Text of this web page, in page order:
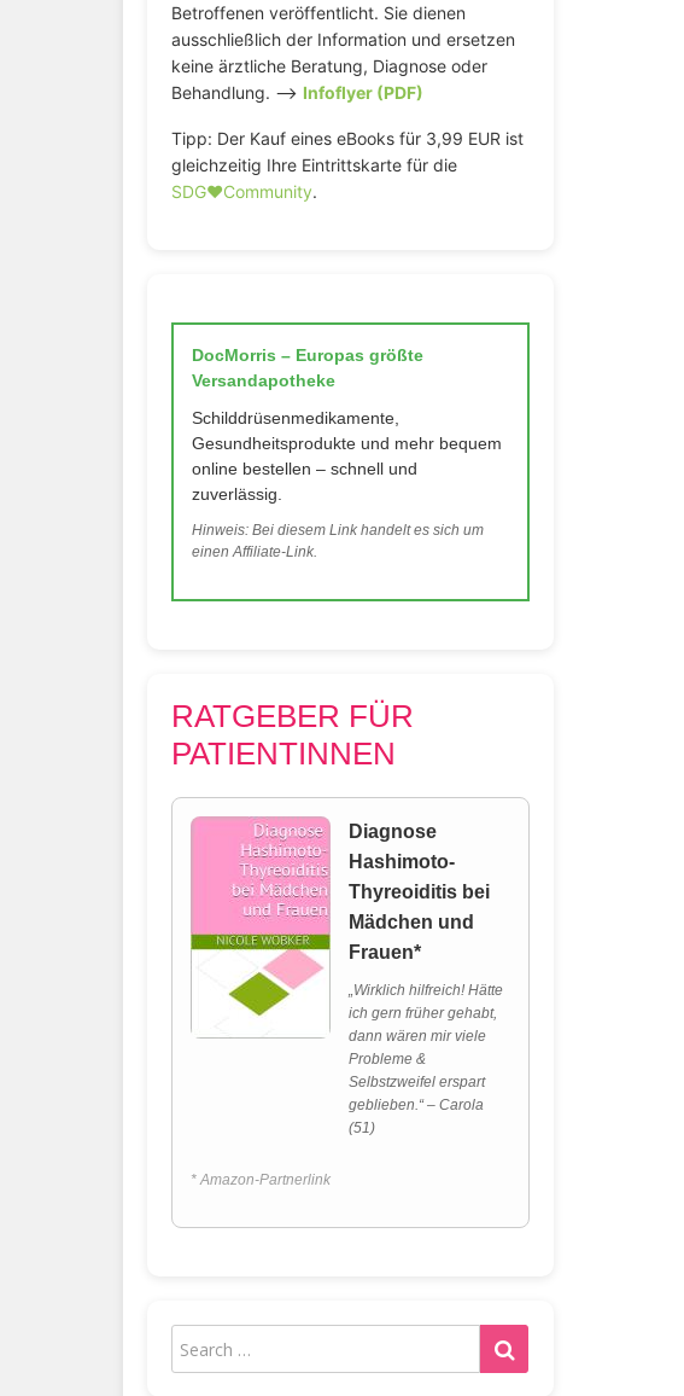
Betroffenen veröffentlicht. Sie dienen
ausschließlich der Information und ersetzen
keine ärztliche Beratung, Diagnose oder
Behandlung. –> Infoflyer (PDF)
Tipp: Der Kauf eines eBooks für 3,99 EUR ist
gleichzeitig Ihre Eintrittskarte für die
SDG♥️Community.
DocMorris – Europas größte
Versandapotheke
Schilddrüsenmedikamente,
Gesundheitsprodukte und mehr bequem
online bestellen – schnell und
zuverlässig.
Hinweis: Bei diesem Link handelt es sich um
einen Affiliate-Link.
RATGEBER FÜR
PATIENTINNEN
Diagnose
Hashimoto-
Thyreoiditis bei
Mädchen und
Frauen*
„Wirklich hilfreich! Hätte
ich gern früher gehabt,
dann wären mir viele
Probleme &
Selbstzweifel erspart
geblieben.“ – Carola
(51)
* Amazon-Partnerlink